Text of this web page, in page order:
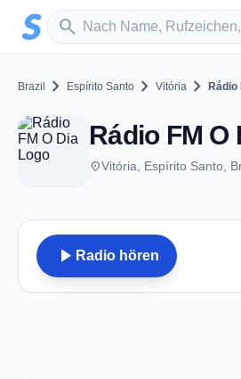
Zum Hauptinhalt springen
search
Sender suchen
Brazil chevron_right Espírito Santo chevron_right Vitória chevron_right Rádio
placeVitória, Espírito Santo,
play_arrow Radio hören